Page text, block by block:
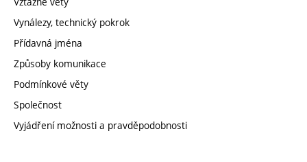
Vynálezy, technický pokrok
Přídavná jména
Způsoby komunikace
Podmínkové věty
Společnost
Vyjádření možnosti a pravděpodobnosti